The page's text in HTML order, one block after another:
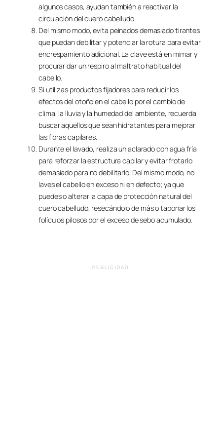
algunos casos, ayudan también a reactivar la
circulación del cuero cabelludo.
Del mismo modo, evita peinados demasiado tirantes
que puedan debilitar y potenciar la rotura para evitar
encrespamiento adicional. La clave está en mimar y
procurar dar un respiro al maltrato habitual del
cabello.
Si utilizas productos fijadores para reducir los
efectos del otoño en el cabello por el cambio de
clima, la lluvia y la humedad del ambiente, recuerda
buscar aquellos que sean hidratantes para mejorar
las fibras capilares.
Durante el lavado, realiza un aclarado con agua fría
para reforzar la estructura capilar y evitar frotarlo
demasiado para no debilitarlo. Del mismo modo, no
laves el cabello en exceso ni en defecto; ya que
puedes o alterar la capa de protección natural del
cuero cabelludo, resecándolo de más o taponar los
folículos pilosos por el exceso de sebo acumulado.
PUBLICIDAD